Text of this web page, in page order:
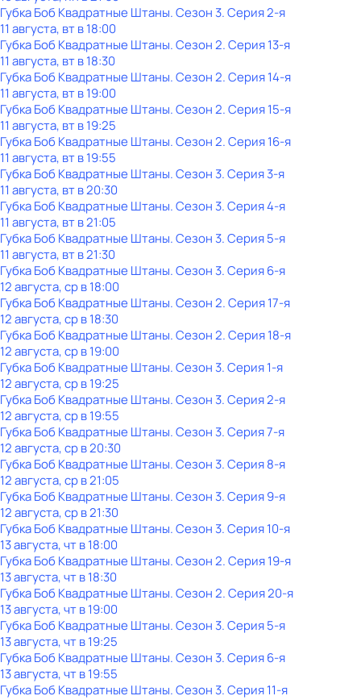
Губка Боб Квадратные Штаны. Сезон 3. Серия 2-я
11 августа, вт в 18:00
Губка Боб Квадратные Штаны. Сезон 2. Серия 13-я
11 августа, вт в 18:30
Губка Боб Квадратные Штаны. Сезон 2. Серия 14-я
11 августа, вт в 19:00
Губка Боб Квадратные Штаны. Сезон 2. Серия 15-я
11 августа, вт в 19:25
Губка Боб Квадратные Штаны. Сезон 2. Серия 16-я
11 августа, вт в 19:55
Губка Боб Квадратные Штаны. Сезон 3. Серия 3-я
11 августа, вт в 20:30
Губка Боб Квадратные Штаны. Сезон 3. Серия 4-я
11 августа, вт в 21:05
Губка Боб Квадратные Штаны. Сезон 3. Серия 5-я
11 августа, вт в 21:30
Губка Боб Квадратные Штаны. Сезон 3. Серия 6-я
12 августа, ср в 18:00
Губка Боб Квадратные Штаны. Сезон 2. Серия 17-я
12 августа, ср в 18:30
Губка Боб Квадратные Штаны. Сезон 2. Серия 18-я
12 августа, ср в 19:00
Губка Боб Квадратные Штаны. Сезон 3. Серия 1-я
12 августа, ср в 19:25
Губка Боб Квадратные Штаны. Сезон 3. Серия 2-я
12 августа, ср в 19:55
Губка Боб Квадратные Штаны. Сезон 3. Серия 7-я
12 августа, ср в 20:30
Губка Боб Квадратные Штаны. Сезон 3. Серия 8-я
12 августа, ср в 21:05
Губка Боб Квадратные Штаны. Сезон 3. Серия 9-я
12 августа, ср в 21:30
Губка Боб Квадратные Штаны. Сезон 3. Серия 10-я
13 августа, чт в 18:00
Губка Боб Квадратные Штаны. Сезон 2. Серия 19-я
13 августа, чт в 18:30
Губка Боб Квадратные Штаны. Сезон 2. Серия 20-я
13 августа, чт в 19:00
Губка Боб Квадратные Штаны. Сезон 3. Серия 5-я
13 августа, чт в 19:25
Губка Боб Квадратные Штаны. Сезон 3. Серия 6-я
13 августа, чт в 19:55
Губка Боб Квадратные Штаны. Сезон 3. Серия 11-я